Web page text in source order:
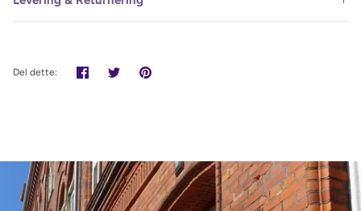
Del dette: Del TweetPin